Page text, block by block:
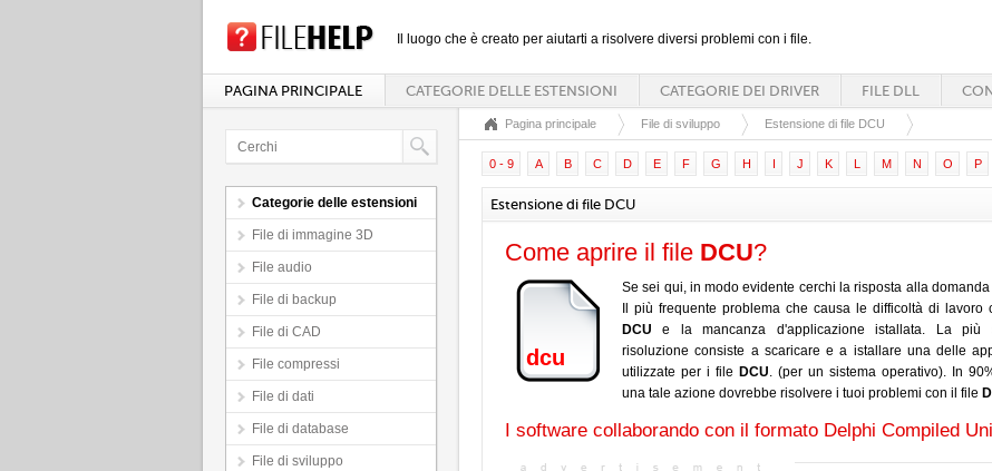
Il luogo che è creato per aiutarti a risolvere diversi problemi con i file.
PAGINA PRINCIPALE CATEGORIE DELLE ESTENSIONI CATEGORIE DEI DRIVER FILE DLL
Categorie delle estensioni
File di immagine 3D
File audio
File di backup
File di CAD
File compressi
File di dati
File di database
File di sviluppo
Pagina principale File di sviluppo Estensione di file DCU
0 - 9 A B C D E F G H I J K L M N O P
Estensione di file DCU
Come aprire il file DCU?
dcu
Se sei qui, in modo evidente cerchi la risposta alla
Il più frequente problema che causa le difficoltà di lavoro
DCU e la mancanza d'applicazione istallata. La più
risoluzione consiste a scaricare e a istallare una delle
utilizzate per i file DCU. (per un sistema operativo). In
una tale azione dovrebbe risolvere i tuoi problemi con il file
I software collaborando con il formato Delphi Compiled